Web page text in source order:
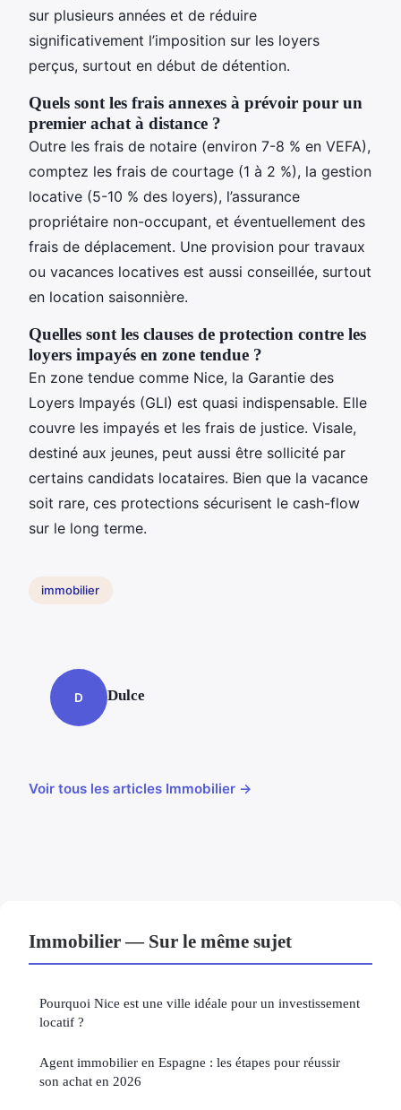
sur plusieurs années et de réduire
significativement l’imposition sur les loyers
perçus, surtout en début de détention.
Quels sont les frais annexes à prévoir pour un
premier achat à distance ?
Outre les frais de notaire (environ 7-8 % en VEFA),
comptez les frais de courtage (1 à 2 %), la gestion
locative (5-10 % des loyers), l’assurance
propriétaire non-occupant, et éventuellement des
frais de déplacement. Une provision pour travaux
ou vacances locatives est aussi conseillée, surtout
en location saisonnière.
Quelles sont les clauses de protection contre les
loyers impayés en zone tendue ?
En zone tendue comme Nice, la Garantie des
Loyers Impayés (GLI) est quasi indispensable. Elle
couvre les impayés et les frais de justice. Visale,
destiné aux jeunes, peut aussi être sollicité par
certains candidats locataires. Bien que la vacance
soit rare, ces protections sécurisent le cash-flow
sur le long terme.
immobilier
D Dulce
Voir tous les articles Immobilier →
Immobilier — Sur le même sujet
Pourquoi Nice est une ville idéale pour un investissement
locatif ?
Agent immobilier en Espagne : les étapes pour réussir
son achat en 2026